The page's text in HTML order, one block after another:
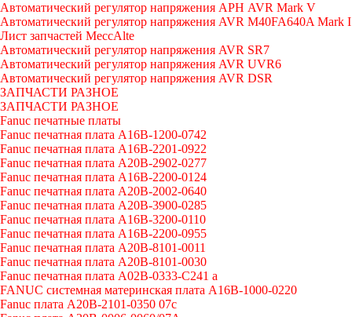
Автоматический регулятор напряжения АРН AVR Mark V
Автоматический регулятор напряжения AVR M40FA640A Mark I
Лист запчастей MeccAlte
Автоматический регулятор напряжения AVR SR7
Автоматический регулятор напряжения AVR UVR6
Автоматический регулятор напряжения AVR DSR
ЗАПЧАСТИ РАЗНОЕ
ЗАПЧАСТИ РАЗНОЕ
Fanuc печатные платы
Fanuc печатная плата A16B-1200-0742
Fanuc печатная плата A16B-2201-0922
Fanuc печатная плата A20B-2902-0277
Fanuc печатная плата A16B-2200-0124
Fanuc печатная плата A20B-2002-0640
Fanuc печатная плата A20B-3900-0285
Fanuc печатная плата A16B-3200-0110
Fanuc печатная плата A16B-2200-0955
Fanuc печатная плата A20B-8101-0011
Fanuc печатная плата A20B-8101-0030
Fanuc печатная плата A02B-0333-C241 a
FANUC системная материнская плата A16B-1000-0220
Fanuc плата A20B-2101-0350 07c